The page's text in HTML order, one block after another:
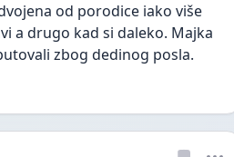
od porodice iako više
a drugo kad si daleko. Majka
zbog dedinog posla.